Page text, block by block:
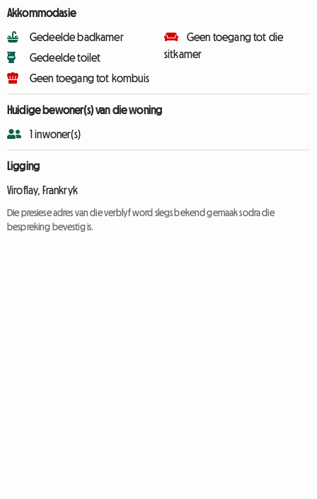
Akkommodasie
Gedeelde badkamer
Gedeelde toilet
Geen toegang tot kombuis
Geen toegang tot die
sitkamer
Huidige bewoner(s) van die woning
1 inwoner(s)
Ligging
Viroflay, Frankryk
Die presiese adres van die verblyf word slegs bekend gemaak sodra die
bespreking bevestig is.